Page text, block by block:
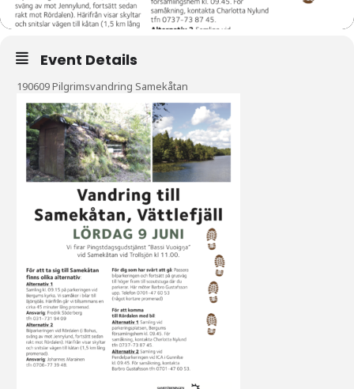
Event Details
190609 Pilgrimsvandring Samekåtan